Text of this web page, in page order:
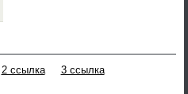
2 ссылка 3 ссылка